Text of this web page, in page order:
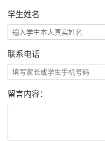
学生姓名
联系电话
留言内容：